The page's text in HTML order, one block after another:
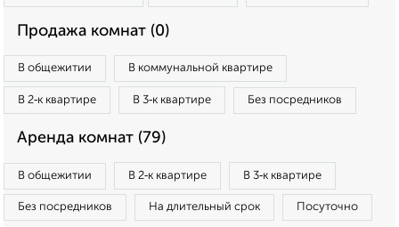
Продажа комнат (0)
В общежитии В коммунальной квартире
В 2‑к квартире В 3‑к квартире Без посредников
Аренда комнат (79)
В общежитии В 2‑к квартире В 3‑к квартире
Без посредников На длительный срок Посуточно